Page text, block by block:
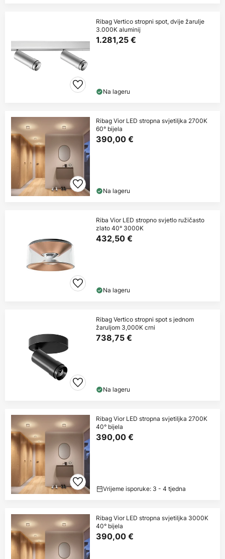
Ribag Vertico stropni spot, dvije žarulje
3.000K aluminij
1.281,25 €
Na lageru
Ribag Vior LED stropna svjetiljka 2700K
60° bijela
390,00 €
Na lageru
Riba Vior LED stropno svjetlo ružičasto
zlato 40° 3000K
432,50 €
Na lageru
Ribag Vertico stropni spot s jednom
žaruljom 3,000K crni
738,75 €
Na lageru
Ribag Vior LED stropna svjetiljka 2700K
40° bijela
390,00 €
Vrijeme isporuke: 3 - 4 tjedna
Ribag Vior LED stropna svjetiljka 3000K
40° bijela
390,00 €